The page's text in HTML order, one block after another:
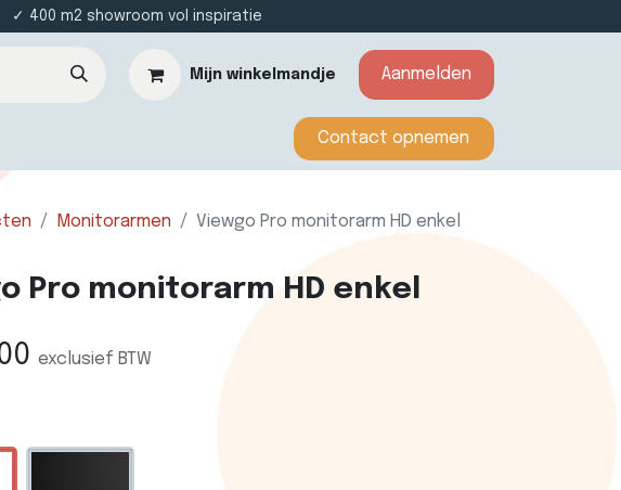
m2 showroom vol inspiratie
Mijn winkelmandje Aanmelden
​​​​​​Contact opnemen​​
Monitorarmen Viewgo Pro monitorarm HD enkel
Pro monitorarm HD enkel
exclusief BTW